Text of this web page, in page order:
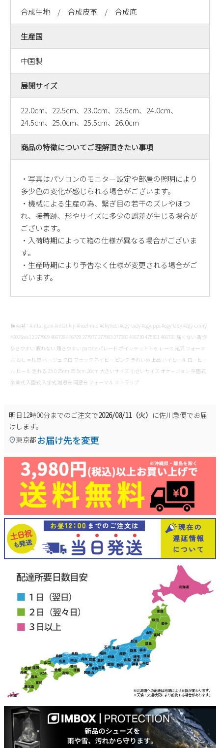
合成生地 / 合成皮革 / 合成底
生産国
中国製
展開サイズ
22.0cm、22.5cm、23.0cm、23.5cm、24.0cm、
24.5cm、25.0cm、25.5cm、26.0cm
商品の特徴についてご理解頂きたい事項
・写真はパソコンのモニター設定や部屋の照明により
多少色の変化が感じられる場合がございます。
・機械による生産の為、繋ぎ目の若干のズレやほつ
れ、接着跡、形やサイズに多少の誤差が生じる場合が
ございます。
・入荷時期によって箱の仕様が異なる場合がございま
す。
・生産時期により予告なく仕様が変更される場合がご
ざいます。
検索用：#mtal-gohi #mtal-kiji #heel-mid #ckyheel #cgy-lady #cgy-pps #cgy-lady #cgy-cmny
#2025aw12 277969 466728 466729 277977 277983 277980 466730 475301 466731 痛くない 新作
歩きやすい 疲れない 履きやすい parade パレード ポインテッドトゥ レース 光沢 フォーマ
ル おしゃれ 黒 ベージュ クロ ブラック ネイビー ピンク きれいめ 上品 ハイヒール ローヒー
ル ヒール 走れる 25.0 25cm 25.5cm 26cm 大きいサイズ 小さいサイズ オケージョン 卒園式
卒業式 入園式 入学式 謝恩会 同窓会 フォーマル ストラップ
明日 12時00分までのご注文で2026/08/11（火） に佐川急便でお届
けします。
東京都 お届け先を変更